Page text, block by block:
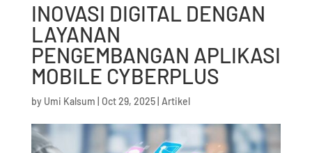
INOVASI DIGITAL DENGAN
LAYANAN
PENGEMBANGAN APLIKASI
MOBILE CYBERPLUS
by Umi Kalsum Oct 29, 2025| Artikel